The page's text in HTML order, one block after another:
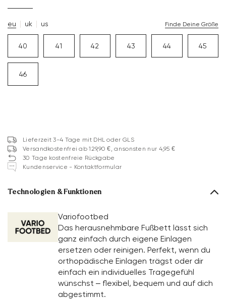
eu uk us Finde Deine Größe
40 41 42 43 44 45
46
Lieferzeit 3-4 Tage mit DHL oder GLS
Versandkostenfrei ab 129,90 €, ansonsten nur 4,95 €
30 Tage kostenfreie Rückgabe
Kundenservice - Kontaktformular
Technologien & Funktionen
Variofootbed
Das herausnehmbare Fußbett lässt sich
ganz einfach durch eigene Einlagen
ersetzen oder reinigen. Perfekt, wenn du
orthopädische Einlagen trägst oder dir
einfach ein individuelles Tragegefühl
wünschst – flexibel, bequem und auf dich
abgestimmt.